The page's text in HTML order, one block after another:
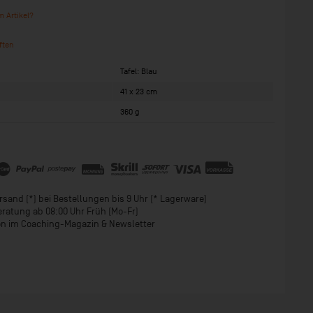
Artikel?
Tafel: Blau
41 x 23 cm
360 g
(*) bei Bestellungen bis 9 Uhr (* Lagerware)
ab 08:00 Uhr Früh (Mo-Fr)
im Coaching-Magazin & Newsletter